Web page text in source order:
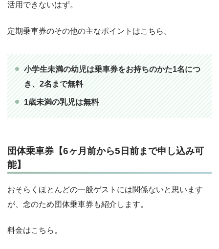
活用できないはず。
定期乗車券のその他の主なポイントはこちら。
小学生未満の幼児は乗車券をお持ちのかた1名につ
き、2名まで無料
1歳未満の乳児は無料
団体乗車券【6ヶ月前から5日前まで申し込み可
能】
おそらくほとんどの一般ゲストには関係ないと思います
が、念のため団体乗車券も紹介します。
料金はこちら。